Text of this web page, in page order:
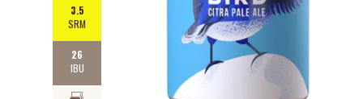
3.5
SRM
26
IBU